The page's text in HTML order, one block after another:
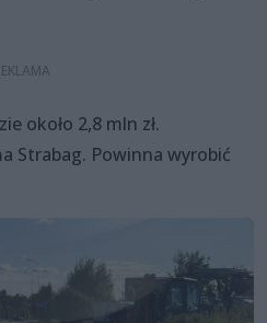
około 2,8 mln zł.
Strabag. Powinna wyrobić